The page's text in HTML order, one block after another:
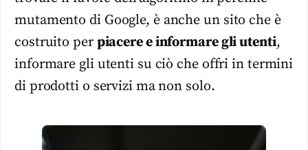
mutamento di Google, è anche un sito che è
costruito perpiacere e informare gli utenti,
informare gli utenti su ciò che offri in termini
di prodotti o servizi ma non solo.